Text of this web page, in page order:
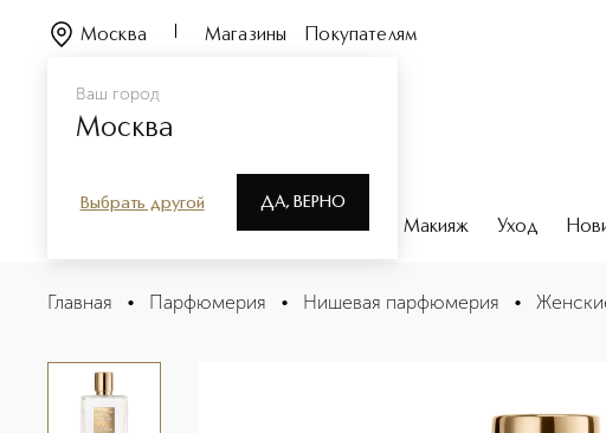
Ваш город
Москва
Выбрать другой ДА, ВЕРНО
Москва Магазины Покупателям
Парфюмерия Макияж Уход
Voules-Vous Coucher Avec Moi Парфюмерная вода
Описание
Главная • Парфюмерия • Нишевая парфюмерия •